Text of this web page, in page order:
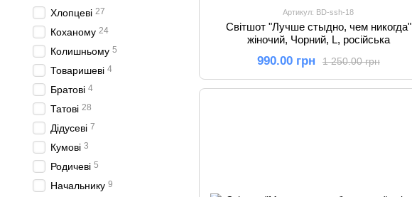
Артикул: BD-ssh-18
Світшот "Лучше стыдно, чем никогда"
жіночий, Чорний, L, російська
1 250.00 грн
990.00 грн
Хлопцеві 27
Коханому 24
Колишньому 5
Товаришеві 4
Братові 4
Татові 28
Дідусеві 7
Кумові 3
Родичеві 5
Начальнику 9